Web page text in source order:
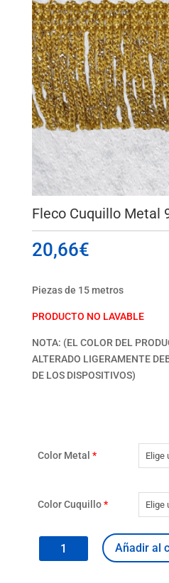
Fleco Cuquillo Metal
20,66€
Piezas de 15 metros
PRODUCTO NO LAVABLE
NOTA: (EL COLOR DEL
ALTERADO LIGERAMENTE
DE LOS DISPOSITIVOS)
Color Metal *
Color Cuquillo*
Fleco
Cuquillo
Añadir al